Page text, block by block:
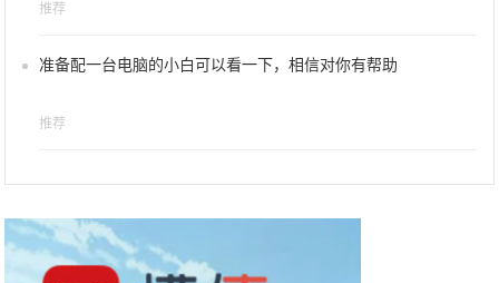
推荐
准备配一台电脑的小白可以看一下，相信对你有帮助
推荐